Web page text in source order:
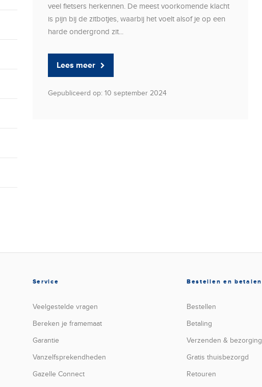
veel fietsers herkennen. De meest voorkomende klacht
is pijn bij de zitbotjes, waarbij het voelt alsof je op een
harde ondergrond zit...
Lees meer
Gepubliceerd op: 10 september 2024
Service
Veelgestelde vragen
Bereken je framemaat
Garantie
Vanzelfsprekendheden
Gazelle Connect
Bestellen en betalen
Bestellen
Betaling
Verzenden & bezorging
Gratis thuisbezorgd
Retouren